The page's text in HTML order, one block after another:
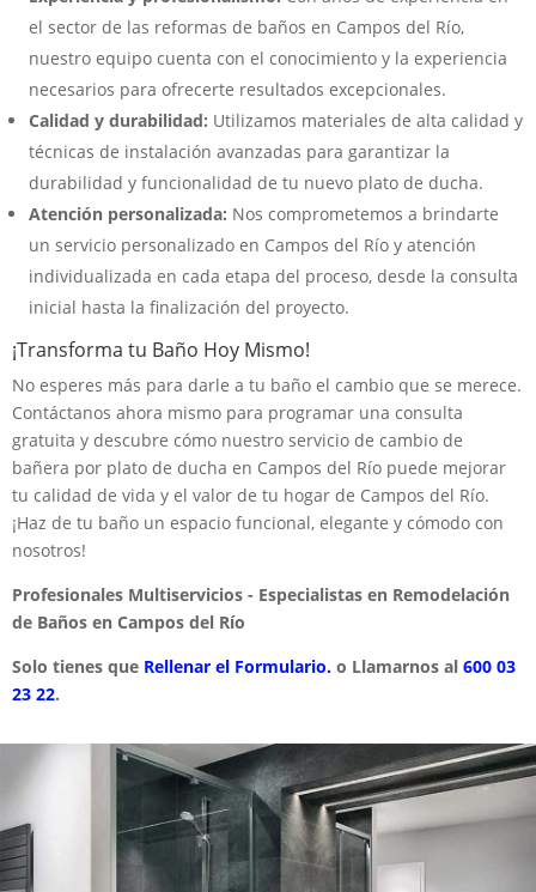
el sector de las reformas de baños en Campos del Río,
nuestro equipo cuenta con el conocimiento y la experiencia
necesarios para ofrecerte resultados excepcionales.
Calidad y durabilidad: Utilizamos materiales de alta calidad y
técnicas de instalación avanzadas para garantizar la
durabilidad y funcionalidad de tu nuevo plato de ducha.
Atención personalizada: Nos comprometemos a brindarte
un servicio personalizado en Campos del Río y atención
individualizada en cada etapa del proceso, desde la consulta
inicial hasta la finalización del proyecto.
¡Transforma tu Baño Hoy Mismo!
No esperes más para darle a tu baño el cambio que se merece.
Contáctanos ahora mismo para programar una consulta
gratuita y descubre cómo nuestro servicio de cambio de
bañera por plato de ducha en Campos del Río puede mejorar
tu calidad de vida y el valor de tu hogar de Campos del Río.
¡Haz de tu baño un espacio funcional, elegante y cómodo con
nosotros!
Profesionales Multiservicios - Especialistas en Remodelación
de Baños en Campos del Río
Solo tienes que Rellenar el Formulario. o Llamarnos al 600 03
23 22.